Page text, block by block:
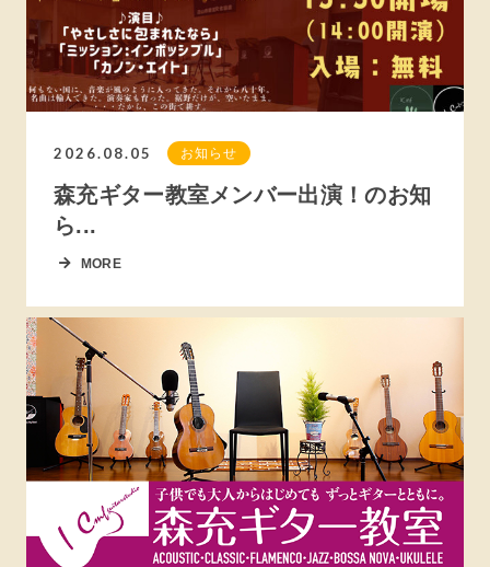
2026.08.05 お知らせ
森充ギター教室メンバー出演！のお知
ら...
MORE